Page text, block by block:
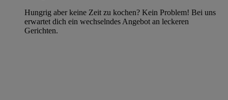
Hungrig aber keine Zeit zu kochen? Kein Problem! Bei uns
erwartet dich ein wechselndes Angebot an leckeren
Gerichten.